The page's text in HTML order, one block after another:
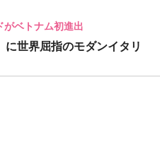
がベトナム初進出
に世界屈指のモダンイタリ